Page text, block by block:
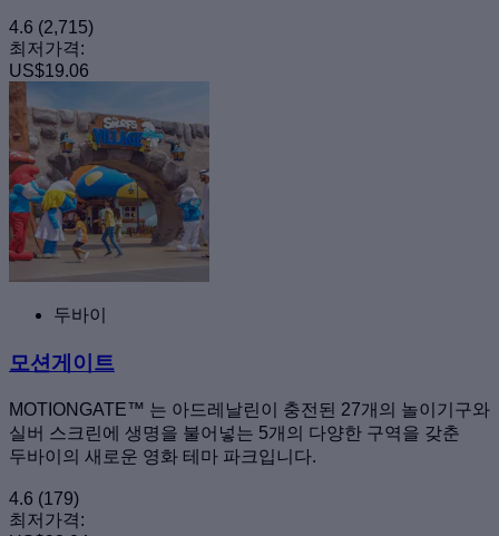
4.6 (2,715)
최저가격:
US$19.06
두바이
모션게이트
MOTIONGATE™ 는 아드레날린이 충전된 27개의 놀이기구와
실버 스크린에 생명을 불어넣는 5개의 다양한 구역을 갖춘
두바이의 새로운 영화 테마 파크입니다.
4.6 (179)
최저가격: